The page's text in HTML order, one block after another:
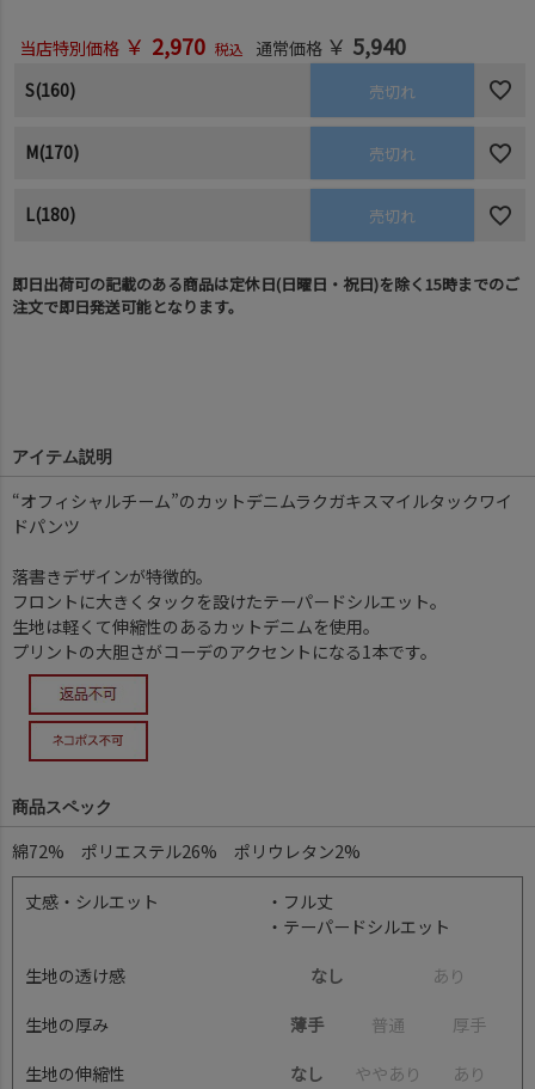
当店特別価格 ￥ 2,970 税込 通常価格 ￥ 5,940
S(160) 売切れ
M(170) 売切れ
L(180) 売切れ
即日出荷可の記載のある商品は定休日(日曜日・祝日)を除く15時までのご
注文で即日発送可能となります。
アイテム説明
“オフィシャルチーム”のカットデニムラクガキスマイルタックワイ
ドパンツ
落書きデザインが特徴的。
フロントに大きくタックを設けたテーパードシルエット。
生地は軽くて伸縮性のあるカットデニムを使用。
プリントの大胆さがコーデのアクセントになる1本です。
商品スペック
綿72% ポリエステル26% ポリウレタン2%
丈感・シルエット
・フル丈
・テーパードシルエット
生地の透け感 なし あ り
生地の厚み 薄手 普通 厚手
生地の伸縮性 なし ややあ り あ り